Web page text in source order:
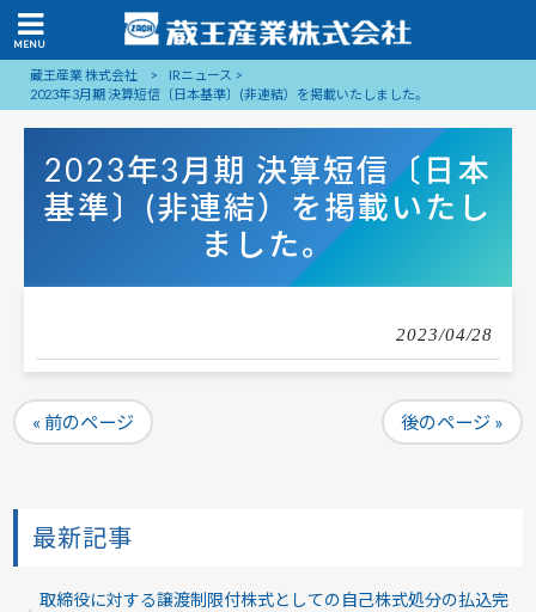
MENU
蔵王産業 株式会社 > IRニュース >
2023年3月期 決算短信〔日本基準〕(非連結）を掲載いたしました。
2023年3月期 決算短信〔日本
基準〕(非連結）を掲載いたし
ました。
2023/04/28
« 前のページ 後のページ »
最新記事
取締役に対する譲渡制限付株式としての自己株式処分の払込完